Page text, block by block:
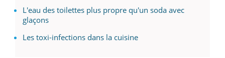
L'eau des toilettes plus propre qu'un soda avec
glaçons
Les toxi-infections dans la cuisine